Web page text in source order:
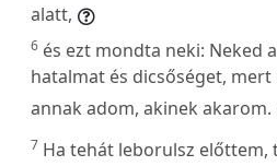
alatt,
6 és ezt mondta neki: Neked
hatalmat és dicsőséget,
annak adom, akinek akarom.
7 Ha tehát leborulsz előttem,